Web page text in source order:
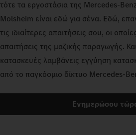
τότε τα εργοστάσια της
Molsheim είναι εδώ για σένα. Εδώ,
τις ιδιαίτερες απαιτήσεις σου, οι
απαιτήσεις της μαζικής παραγωγής. Και
κατασκευές λαμβάνεις εγγύηση
από το παγκόσμιο δίκτυο
Ενημερώσου